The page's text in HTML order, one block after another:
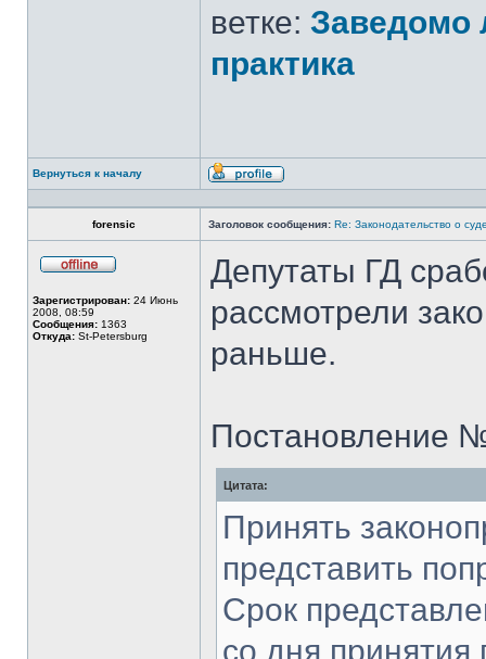
ветке: Заведомо
практика
Вернуться к началу
Профиль
forensic Заголовок сообщения: Re: Законодательство о
сети
Зарегистрирован: 24 Июнь
2008, 08:59
Сообщения: 1363
Откуда: St-Petersburg
Депутаты ГД
рассмотрели
раньше.
Постановление
Цитата:
Принять
представить
Срок
со дня принятия